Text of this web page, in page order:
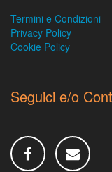
Termini e Condizioni
Privacy Policy
Cookie Policy
Seguici e/o